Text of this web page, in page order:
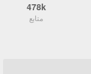
478k
متابع